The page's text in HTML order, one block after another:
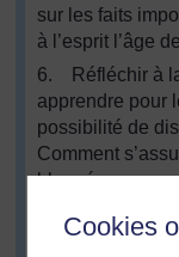
Cookies
sur les faits
à l’esprit l’âge
6. Réfléchir à
apprendre pour
possibilité de
Comment
bloqués parce
7. Est-ce que
spéciales pour